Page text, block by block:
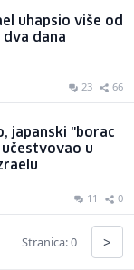
uhapsio više od
dva dana
23 66
japanski "borac
u
11 0
Stranica: 0 >